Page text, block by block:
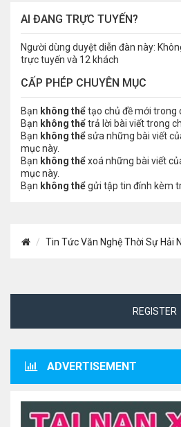
AI ĐANG TRỰC TUYẾN?
Người dùng duyệt diễn đàn này:
trực tuyến và 12 khách
CẤP PHÉP CHUYÊN MỤC
Bạn không thểtạo chủ đề mới trong
Bạn không thểtrả lời bài viết trong
Bạn không thểsửa những bài viết
mục này.
Bạn không thểxoá những bài viết
mục này.
Bạn không thểgửi tập tin đính kèm
Tin Tức Văn Nghệ Thời Sự Hải
REGISTER
ADVERTISEMENT